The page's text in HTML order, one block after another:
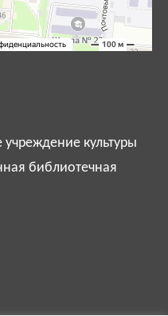
культуры
библиотечная